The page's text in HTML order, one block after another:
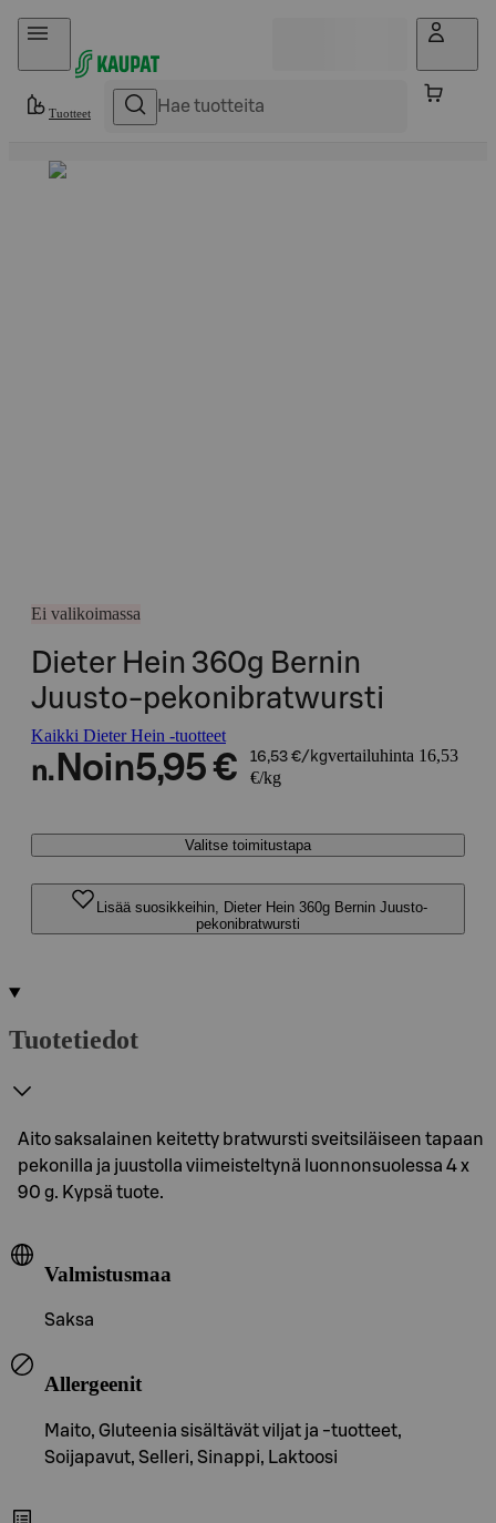
Hyppää sisältöön
Tuotteet
Ei valikoimassa
Dieter Hein 360g Bernin
Juusto-pekonibratwursti
Kaikki Dieter Hein -tuotteet
n. Noin5,95 € 16,53 €/kgvertailuhinta 16,53
€/kg
Valitse toimitustapa
Lisää suosikkeihin, Dieter Hein 360g Bernin Juusto-
pekonibratwursti
Tuotetiedot
Aito saksalainen keitetty bratwursti sveitsiläiseen tapaan
pekonilla ja juustolla viimeisteltynä luonnonsuolessa 4 x
90 g. Kypsä tuote.
Valmistusmaa
Saksa
Allergeenit
Maito, Gluteenia sisältävät viljat ja -tuotteet,
Soijapavut, Selleri, Sinappi, Laktoosi